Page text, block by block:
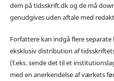
dem på tidsskrift.dk og de må
genudgives uden aftale med
Forfattere kan indgå flere
eksklusiv distribution af
(f.eks. sende det til et
med en anerkendelse af værkets